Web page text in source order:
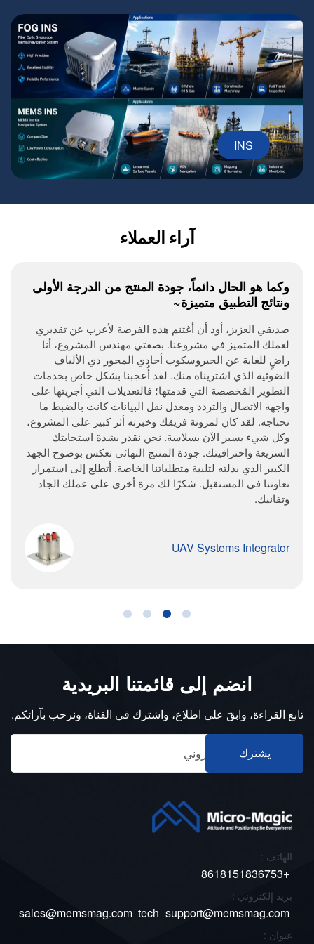
INS
آراء العملاء
وكما هو الحال دائماً، جودة المنتج من الدرجة الأولى
ونتائج التطبيق متميزة~
صديقي العزيز، أود أن أغتنم هذه الفرصة لأعرب عن تقديري
لعملك المتميز في مشروعنا. بصفتي مهندس المشروع، أنا
راضٍ للغاية عن الجيروسكوب أحادي المحور ذي الألياف
الضوئية الذي اشتريناه منك. لقد أُعجبنا بشكل خاص بخدمات
التطوير المُخصصة التي قدمتها؛ فالتعديلات التي أجريتها على
واجهة الاتصال والتردد ومعدل نقل البيانات كانت بالضبط ما
نحتاجه. لقد كان لمرونة فريقك وخبرته أثر كبير على المشروع،
وكل شيء يسير الآن بسلاسة. نحن نقدر بشدة استجابتك
السريعة واحترافيتك. جودة المنتج النهائي تعكس بوضوح الجهد
الكبير الذي بذلته لتلبية متطلباتنا الخاصة. أتطلع إلى استمرار
تعاوننا في المستقبل. شكرًا لك مرة أخرى على عملك الجاد
وتفانيك.
UAV Systems Integrator
انضم إلى قائمتنا البريدية
تابع القراءة، وابقَ على اطلاع، واشترك في القناة، ونرحب بآرائكم.
يشترك
الهاتف :
+8618151836753
بريد إلكتروني :
sales@memsmag.com tech_support@memsmag.com
عنوان :